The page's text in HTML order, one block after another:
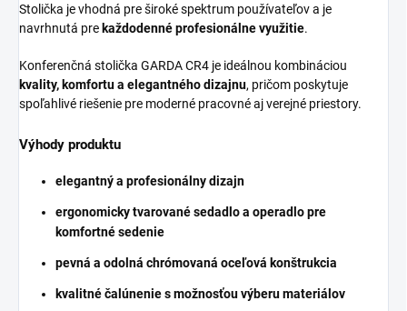
Stolička je vhodná pre široké spektrum používateľov a je
navrhnutá pre každodenné profesionálne využitie.
Konferenčná stolička GARDA CR4 je ideálnou kombináciou
kvality, komfortu a elegantného dizajnu, pričom poskytuje
spoľahlivé riešenie pre moderné pracovné aj verejné priestory.
Výhody produktu
elegantný a profesionálny dizajn
ergonomicky tvarované sedadlo a operadlo pre
komfortné sedenie
pevná a odolná chrómovaná oceľová konštrukcia
kvalitné čalúnenie s možnosťou výberu materiálov